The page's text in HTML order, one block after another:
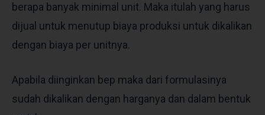
berapa banyak minimal unit. Maka itulah yang harus
dijual untuk menutup biaya produksi untuk dikalikan
dengan biaya per unitnya.
Apabila diinginkan bep maka dari formulasinya
sudah dikalikan dengan harganya dan dalam bentuk